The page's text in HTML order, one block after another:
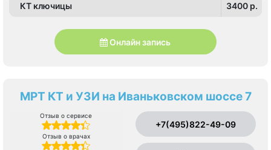
КТ ключицы 3400 p.
Онлайн запись
МРТ КТ и УЗИ на Иваньковском шоссе 7
Отзыв о сервисе
Отзыв о врачах
+7(495)822-49-09